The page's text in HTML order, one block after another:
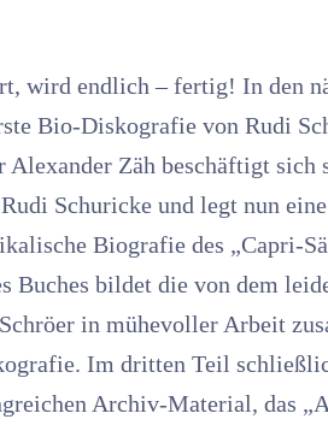
wird endlich – fertig! In den
Bio-Diskografie von Rudi
Zäh beschäftigt sich
Schuricke und legt nun
Biografie des „Capri-
Buches bildet die von dem
in mühevoller Arbeit
Im dritten Teil
Archiv-Material, das